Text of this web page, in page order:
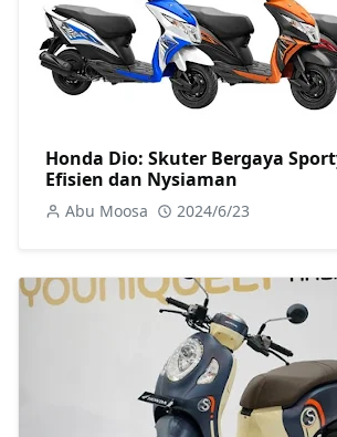
Honda Dio: Skuter Bergaya
Efisien dan Nysiaman
Abu Moosa 2024/6/23